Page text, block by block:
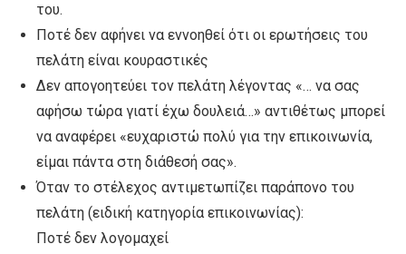
του.
Ποτέ δεν αφήνει να εννοηθεί ότι οι ερωτήσεις του
πελάτη είναι κουραστικές
Δεν απογοητεύει τον πελάτη λέγοντας «… να σας
αφήσω τώρα γιατί έχω δουλειά…» αντιθέτως μπορεί
να αναφέρει «ευχαριστώ πολύ για την επικοινωνία,
είμαι πάντα στη διάθεσή σας».
Όταν το στέλεχος αντιμετωπίζει παράπονο του
πελάτη (ειδική κατηγορία επικοινωνίας):
Ποτέ δεν λογομαχεί